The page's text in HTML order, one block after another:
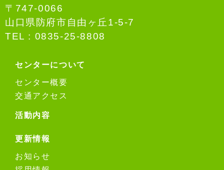
〒747-0066
山口県防府市自由ヶ丘1-5-7
TEL : 0835-25-8808
センターについて
センター概要
交通アクセス
活動内容
更新情報
お知らせ